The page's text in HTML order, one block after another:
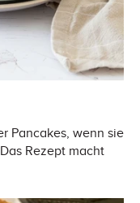
Pancakes, wenn sie
Rezept macht